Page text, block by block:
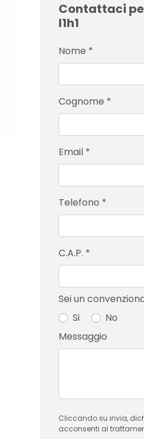
Contattaci
l1h1
Nome *
Cognome *
Email *
Telefono *
C.A.P. *
Sei un
Si
No
Messaggio
Cliccando su invia,
acconsenti al